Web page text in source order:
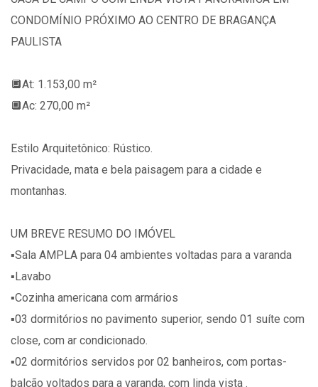
CONDOMÍNIO PRÓXIMO AO CENTRO DE BRAGANÇA
PAULISTA
🔲At: 1.153,00 m²
🔲Ac: 270,00 m²
Estilo Arquitetônico: Rústico.
Privacidade, mata e bela paisagem para a cidade e
montanhas.
UM BREVE RESUMO DO IMÓVEL
▪️Sala AMPLA para 04 ambientes voltadas para a varanda
▪️Lavabo
▪️Cozinha americana com armários
▪️03 dormitórios no pavimento superior, sendo 01 suíte com
close, com ar condicionado.
▪️02 dormitórios servidos por 02 banheiros, com portas-
balcão voltados para a varanda, com linda vista .